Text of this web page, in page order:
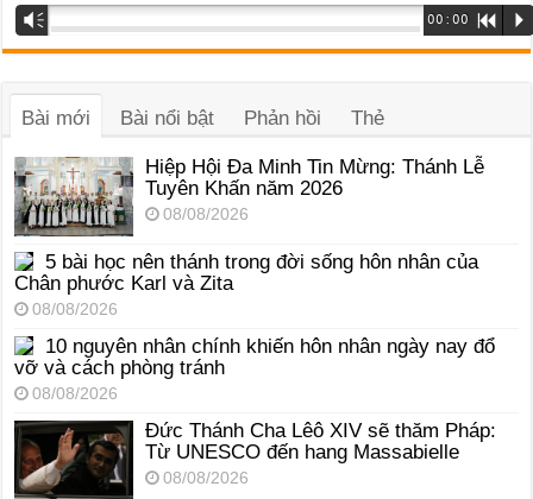
Trình
phát
âm
Vm 00:00 R P
Bài mới Bài nổi bật Phản hồi Thẻ
Hiệp Hội Đa Minh Tin Mừng: Thánh Lễ
Tuyên Khấn năm 2026
08/08/2026
5 bài học nên thánh trong đời sống hôn nhân của
Chân phước Karl và Zita
08/08/2026
10 nguyên nhân chính khiến hôn nhân ngày nay đổ
vỡ và cách phòng tránh
08/08/2026
Đức Thánh Cha Lêô XIV sẽ thăm Pháp:
Từ UNESCO đến hang Massabielle
08/08/2026